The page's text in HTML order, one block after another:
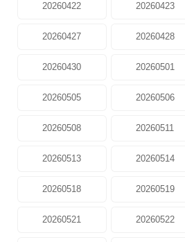
20260422 20260423
20260427 20260428
20260430 20260501
20260505 20260506
20260508 20260511
20260513 20260514
20260518 20260519
20260521 20260522